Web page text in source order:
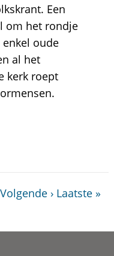
Een
om het rondje
oude
al het
kerk roept
Volgende › Laatste »